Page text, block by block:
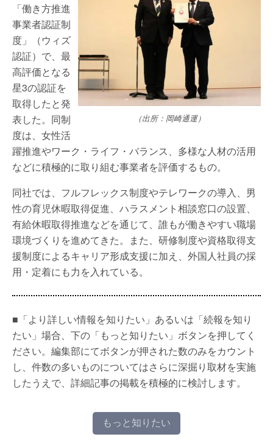
（出所：岡崎通運）
「働き方推進
事業者認証制
度」（ウィズ
認証）で、最
高評価となる
星3の認証を
取得したと発
表した。同制
度は、女性活
躍推進やワーク・ライフ・バランス、多様な人材の活用
などに積極的に取り組む事業者を評価するもの。
同社では、フルフレックス制度やテレワークの導入、男
性の育児休暇取得促進、ハラスメント相談窓口の設置、
有給休暇取得推進などを通じて、誰もが働きやすい職場
環境づくりを進めてきた。また、研修制度や資格取得支
援制度によるキャリア形成支援に加え、外国人社員の採
用・定着にも力を入れている。
■「より詳しい情報を知りたい」あるいは「続報を知り
たい」場合、下の「もっと知りたい」ボタンを押してく
ださい。編集部にてボタンが押された数のみをカウント
し、件数の多いものについてはさらに深掘り取材を実施
したうえで、詳細記事の掲載を積極的に検討します。
もっと知りたい